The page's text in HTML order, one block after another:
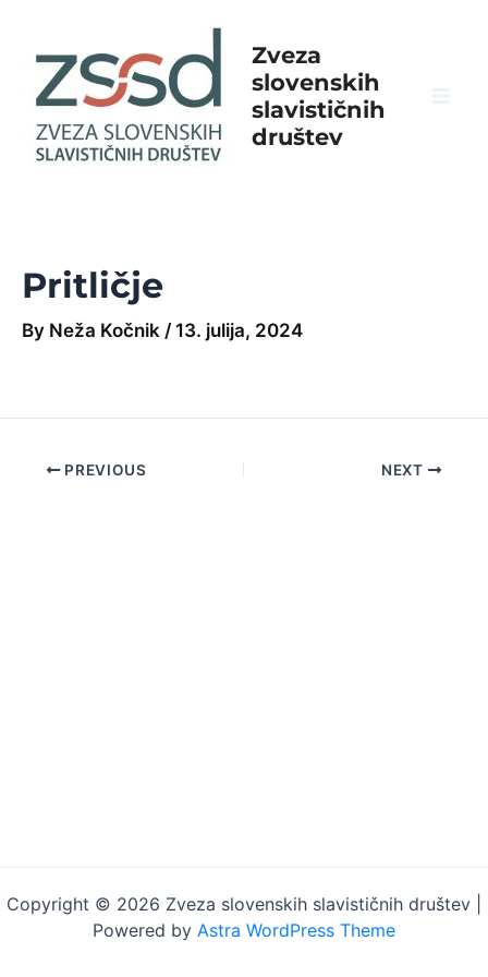
content
Zveza
slovenskih
slavističnih
društev
Pritličje
By Neža Kočnik / 13. julija, 2024
PostPREVIOUS NEXT
Copyright © 2026 Zveza slovenskih slavističnih društev |
Powered by Astra WordPress Theme